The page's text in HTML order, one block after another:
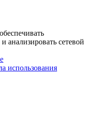
анализировать сетевой
использования